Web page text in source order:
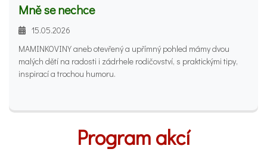
Mně se nechce
15.05.2026
MAMINKOVINY aneb otevřený a upřímný pohled mámy dvou
malých dětí na radosti i zádrhele rodičovství, s praktickými tipy,
inspirací a trochou humoru.
Program akcí